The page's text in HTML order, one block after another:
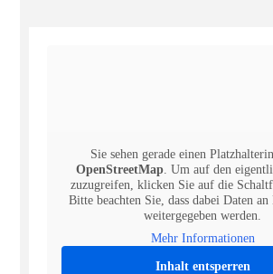
Sie sehen gerade einen
OpenStreetMap. Um auf den
zuzugreifen, klicken Sie auf die
Bitte beachten Sie, dass dabei Daten
weitergegeben werden.
Mehr Informationen
Inhalt entsperren